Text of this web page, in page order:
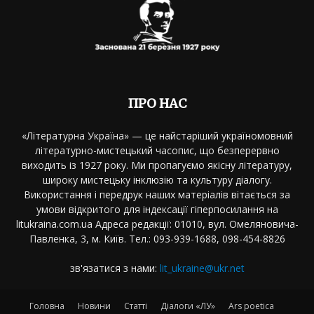
ПРО НАС
«Літературна Україна» — це найстаріший україномовний
літературно-мистецький часопис, що безперервно
виходить із 1927 року. Ми пропагуємо якісну літературу,
широку мистецьку інклюзію та культуру діалогу.
Використання і передрук наших матеріалів вітається за
умови відкритого для індексації гіперпосилання на
litukraina.com.ua Адреса редакції: 01010, вул. Омеляновича-
Павленка, 3, м. Київ. Тел.: 093-939-1688, 098-454-8826
зв'язатися з нами: lit_ukraine@ukr.net
Головна Новини Статті Діалоги «ЛУ» Ars poetica